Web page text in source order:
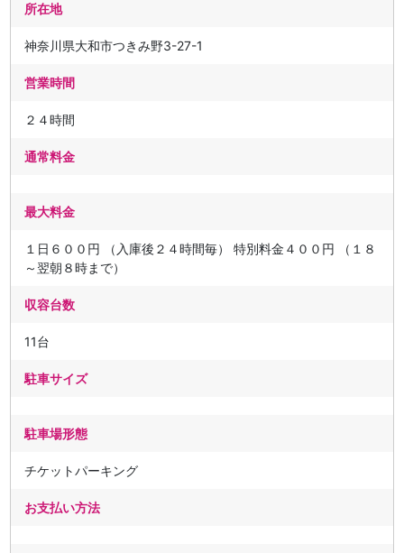
所在地
神奈川県大和市つきみ野3-27-1
営業時間
２４時間
通常料金
最大料金
１日６００円 （入庫後２４時間毎） 特別料金４００円 （１８
～翌朝８時まで）
収容台数
11台
駐車サイズ
駐車場形態
チケットパーキング
お支払い方法